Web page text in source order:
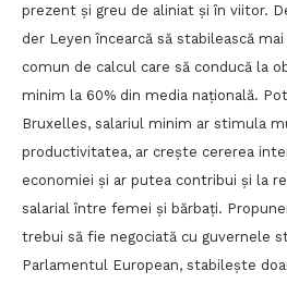
prezent și greu de aliniat și în viitor.
der Leyen încearcă să stabilească
comun de calcul care să conducă la
minim la 60% din media națională.
Bruxelles, salariul minim ar stimula
productivitatea, ar crește cererea
economiei și ar putea contribui și la
salarial între femei și bărbați.
trebui să fie negociată cu guvernele
Parlamentul European, stabilește